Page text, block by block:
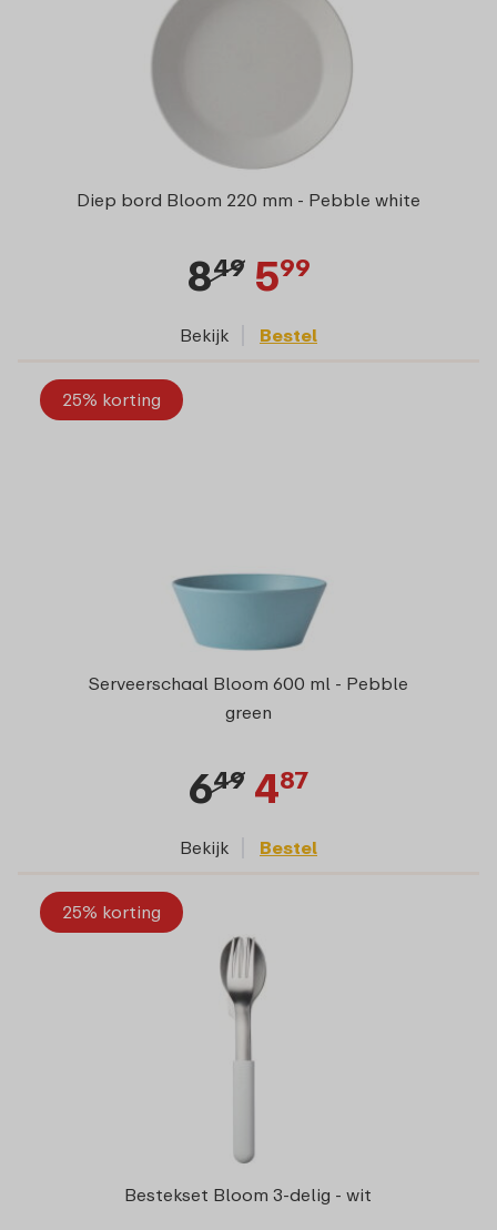
Diep bord Bloom 220 mm - Pebble white
849 599
Bekijk Bestel
25% korting
Serveerschaal Bloom 600 ml - Pebble
green
649 487
Bekijk Bestel
25% korting
Bestekset Bloom 3-delig - wit